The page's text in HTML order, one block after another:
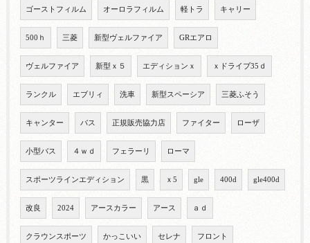
ゴーストフィルム オーロラフィルム 軽トラ キャリー
500ｈ 三菱 新型ヴェルファイア GRエアロ
ヴェルファイア 新型ｘ５ エディションｘ ｘドライブ35ｄ
ランクル エブリィ 洗車 新型スペーシア 三菱ふそう
キャンター バス 正規販売協力店 ファイター ローザ
小型バス ４ｗｄ フェラーリ ローマ
スポーツラインエディション 黒 ｘ5 gle 400d gle400d
改良 2024 アースカラー アース ａｄ
クラウンスポーツ かっこいい セレナ フロント